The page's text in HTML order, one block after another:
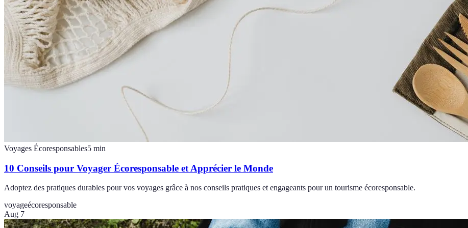
Voyages Écoresponsables5 min
10 Conseils pour Voyager Écoresponsable et Apprécier le Monde
Adoptez des pratiques durables pour vos voyages grâce à nos conseils pratiques et engageants pour un tourisme écoresponsable.
voyageécoresponsable
Aug 7